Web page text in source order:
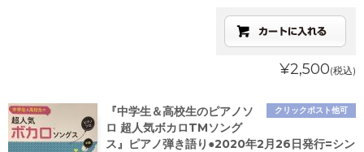
¥2,500(税込)
クリックポスト他可
『中学生＆高校生のピアノソ
ロ 超人気ボカロTMソング
ス』ピアノ弾き語り●2020年2月26日発行=シン